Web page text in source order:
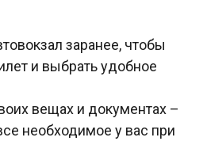
заранее, чтобы
и выбрать удобное
вещах и документах –
необходимое у вас при